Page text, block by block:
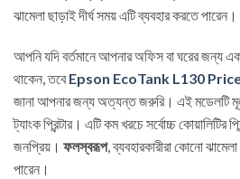
ঝামেলা ছাড়াই দীর্ঘ সময় এটি ব্যবহার করতে পারেন।
আপনি যদি বর্তমানে আপনার অফিস বা ঘরের জন্য
থাকেন, তবে Epson EcoTank L130
জানা আপনার জন্য অত্যন্ত জরুরি। এই মডেলটি
ট্যাংক প্রিন্টার। এটি কম খরচে সর্বোচ্চ কোয়ালিটির
জনপ্রিয়। ফলস্বরূপ, ব্যবহারকারীরা কোনো
পারেন।